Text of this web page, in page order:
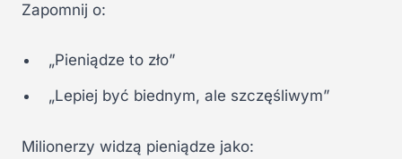
Zapomnij o:
„Pieniądze to zło”
„Lepiej być biednym, ale szczęśliwym”
Milionerzy widzą pieniądze jako: